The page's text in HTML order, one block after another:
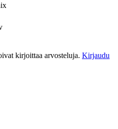
kirjoittaa arvosteluja. Kirjaudu